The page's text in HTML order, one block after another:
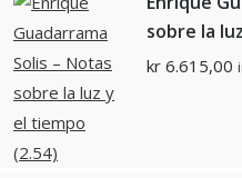
sobre la
kr 6.615,00